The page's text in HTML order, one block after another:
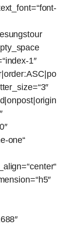
1″
one“